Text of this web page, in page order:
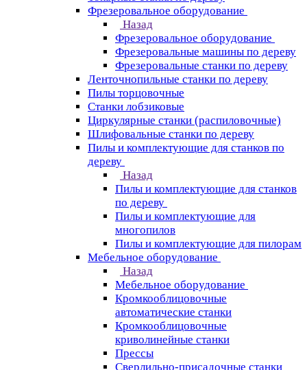
Фрезеровальное оборудование
Назад
Фрезеровальное оборудование
Фрезеровальные машины по дереву
Фрезеровальные станки по дереву
Ленточнопильные станки по дереву
Пилы торцовочные
Станки лобзиковые
Циркулярные станки (распиловочные)
Шлифовальные станки по дереву
Пилы и комплектующие для станков по
дереву
Назад
Пилы и комплектующие для станков
по дереву
Пилы и комплектующие для
многопилов
Пилы и комплектующие для пилорам
Мебельное оборудование
Назад
Мебельное оборудование
Кромкооблицовочные
автоматические станки
Кромкооблицовочные
криволинейные станки
Прессы
Сверлильно-присадочные станки